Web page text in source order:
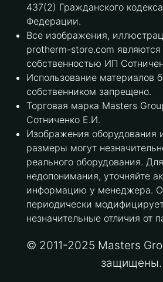
437(2) Гражданского
Федерации.
Все изображения,
protherm-store.com являются
собственностью ИП
Использование материалов
собственником запрещено.
Торговая марка Masters
Сотниченко Е.И.
Изображения оборудования
размеры могут
реального оборудования.
недопонимания, уточняйте
информацию у менеджера.
периодически
незначительные отличия от
© 2011-2025 Masters
защищены.